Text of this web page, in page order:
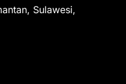
Sulawesi,